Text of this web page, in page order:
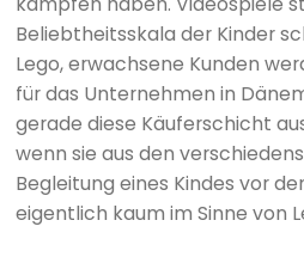
Beliebtheitsskala der Kinder
Lego, erwachsene Kunden
für das Unternehmen in
gerade diese Käuferschicht
wenn sie aus den
Begleitung eines Kindes vor
eigentlich kaum im Sinne von